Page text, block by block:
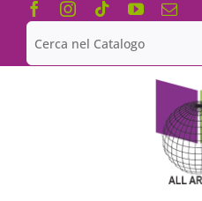
Salta
contenuto
Cerca
per: